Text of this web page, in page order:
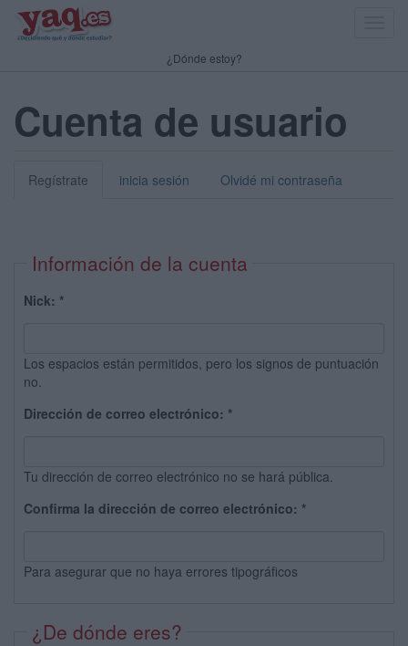
¿Dónde estoy?
Cuenta de usuario
Regístrate inicia sesión Olvidé mi contraseña
Información de la cuenta
Nick: *
Los espacios están permitidos, pero los signos de puntuación
no.
Dirección de correo electrónico: *
Tu dirección de correo electrónico no se hará pública.
Confirma la dirección de correo electrónico: *
Para asegurar que no haya errores tipográficos
¿De dónde eres?